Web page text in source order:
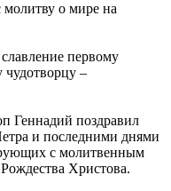
молитву о мире на
первому
–
Геннадий поздравил
и последними днями
с молитвенным
Христова.